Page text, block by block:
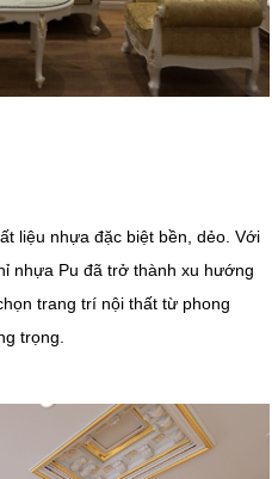
liệu nhựa đặc biệt bền, dẻo. Với
nhựa Pu đã trở thành xu hướng
trang trí nội thất từ phong
trọng.